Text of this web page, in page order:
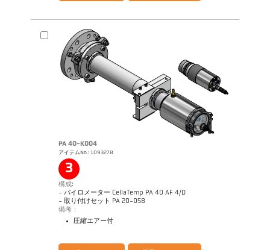
PA 40-K004
アイテムNo.: 1093278
3
構成:
- パイロメーター CellaTemp PA 40 AF 4/D
- 取り付けセット PA 20-058
備考：
圧縮エアー付
カタログ CellaTemp PA